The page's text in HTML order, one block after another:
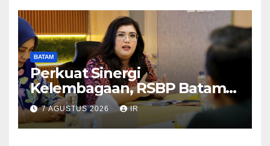
BATAM
Perkuat Sinergi
Kelembagaan, RSBP Batam
dan BPOM Pastikan
Pelayanan dan Ketersediaan
Obat Aman
7 AGUSTUS 2026 IR